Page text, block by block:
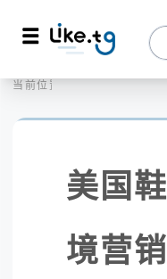
当前位置：
美国
境营